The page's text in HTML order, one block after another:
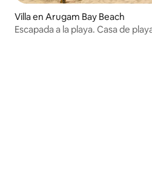
Villa en Arugam Bay Beach
Escapada a la playa. Casa de